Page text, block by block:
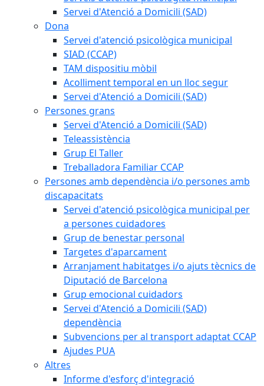
Servei d'Atenció a Domicili (SAD)
Dona
Servei d'atenció psicològica municipal
SIAD (CCAP)
TAM dispositiu mòbil
Acolliment temporal en un lloc segur
Servei d'Atenció a Domicili (SAD)
Persones grans
Servei d'Atenció a Domicili (SAD)
Teleassistència
Grup El Taller
Treballadora Familiar CCAP
Persones amb dependència i/o persones amb
discapacitats
Servei d'atenció psicològica municipal per
a persones cuidadores
Grup de benestar personal
Targetes d'aparcament
Arranjament habitatges i/o ajuts tècnics de
Diputació de Barcelona
Grup emocional cuidadors
Servei d'Atenció a Domicili (SAD)
dependència
Subvencions per al transport adaptat CCAP
Ajudes PUA
Altres
Informe d'esforç d'integració